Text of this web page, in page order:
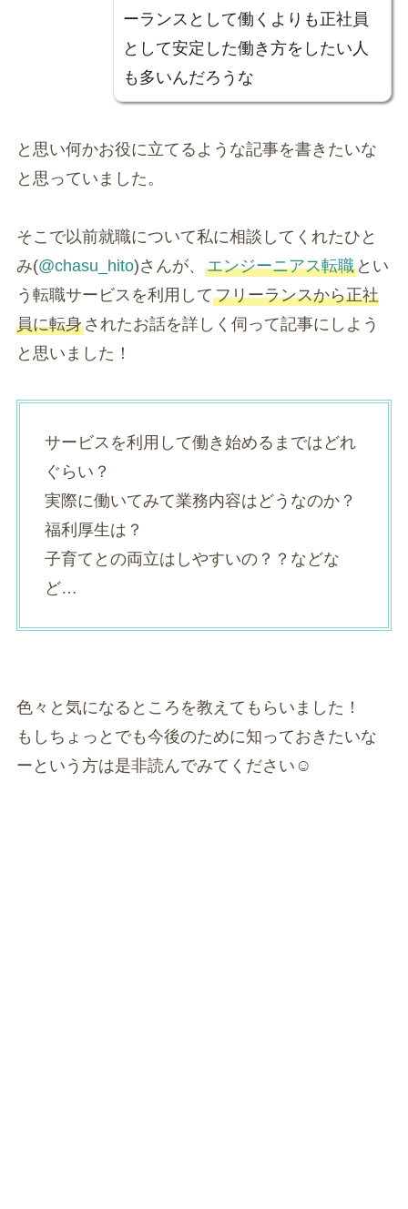
ーランスとして働くよりも正社員
として安定した働き方をしたい人
も多いんだろうな
と思い何かお役に立てるような記事を書きたいな
と思っていました。
そこで以前就職について私に相談してくれたひと
み(@chasu_hito)さんが、 エンジーニアス転職とい
う転職サービスを利用してフリーランスから正社
員に転身されたお話を詳しく伺って記事にしよう
と思いました！
サービスを利用して働き始めるまではどれ
ぐらい？
実際に働いてみて業務内容はどうなのか？
福利厚生は？
子育てとの両立はしやすいの？？などな
ど…
色々と気になるところを教えてもらいました！
もしちょっとでも今後のために知っておきたいな
ーという方は是非読んでみてください☺️